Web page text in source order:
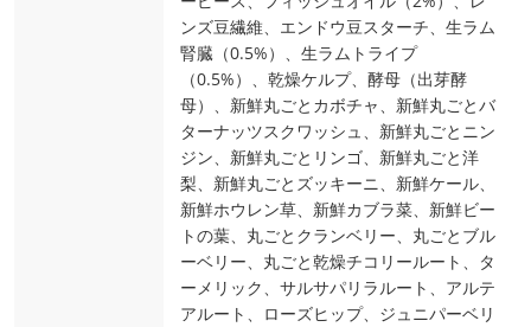
ンズ豆繊維、エンドウ豆スターチ、生ラム
腎臓（0.5%）、生ラムトライプ
（0.5%）、乾燥ケルプ、酵母（出芽酵
母）、新鮮丸ごとカボチャ、新鮮丸ごとバ
ターナッツスクワッシュ、新鮮丸ごとニン
ジン、新鮮丸ごとリンゴ、新鮮丸ごと洋
梨、新鮮丸ごとズッキーニ、新鮮ケール、
新鮮ホウレン草、新鮮カブラ菜、新鮮ビー
トの葉、丸ごとクランベリー、丸ごとブル
ーベリー、丸ごと乾燥チコリールート、タ
ーメリック、サルサパリラルート、アルテ
アルート、ローズヒップ、ジュニパーベリ